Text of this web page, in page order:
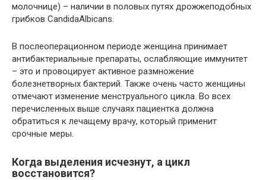
молочнице) – наличии в половых путях дрожжеподобных
грибков CandidaAlbicans.
В послеоперационном периоде женщина принимает
антибактериальные препараты, ослабляющие иммунитет
– это и провоцирует активное размножение
болезнетворных бактерий. Также очень часто женщины
отмечают изменение менструального цикла. Во всех
перечисленных выше случаях пациентка должна
обратиться к лечащему врачу, который применит
срочные меры.
Когда выделения исчезнут, а цикл
восстановится?